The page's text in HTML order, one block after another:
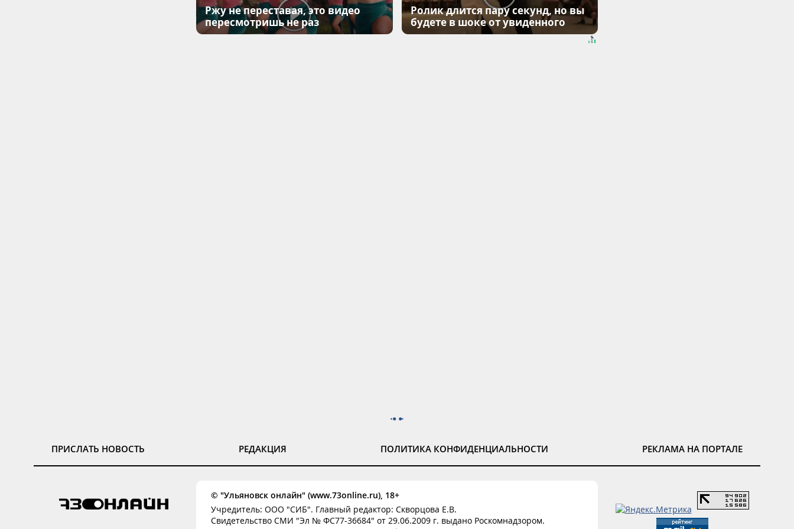
Ржу не переставая, это видео
пересмотришь не раз
Ролик длится пару секунд, но вы
будете в шоке от увиденного
ПРИСЛАТЬ НОВОСТЬ РЕДАКЦИЯ ПОЛИТИКА КОНФИДЕНЦИАЛЬНОСТИ РЕКЛАМА НА ПОРТАЛЕ
© "Ульяновск онлайн" (www.73online.ru), 18+
Учредитель: ООО "СИБ". Главный редактор: Скворцова Е.В.
Свидетельство СМИ "Эл № ФС77-36684" от 29.06.2009 г. выдано Роскомнадзором.